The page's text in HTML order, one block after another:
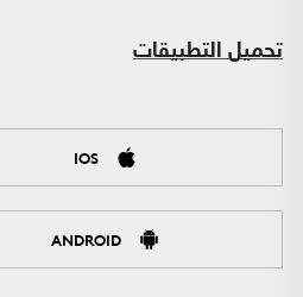
تحميل التطبيقات
IOS
ANDROID